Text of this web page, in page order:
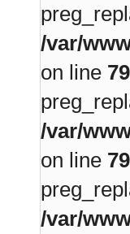
/var/
on line
/var/
on line
/var/